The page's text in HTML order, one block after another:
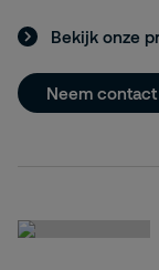
Bekijk onze
Neem